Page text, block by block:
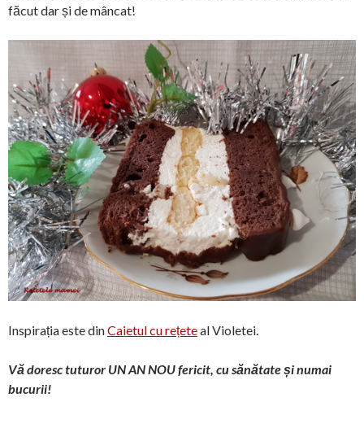
făcut dar și de mâncat!
Inspirația este dinCaietul cu rețeteal Violetei.
Vă doresc tuturor UN AN NOU fericit, cu sănătate și numai
bucurii!